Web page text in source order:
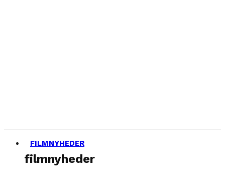
FILMNYHEDER
filmnyheder